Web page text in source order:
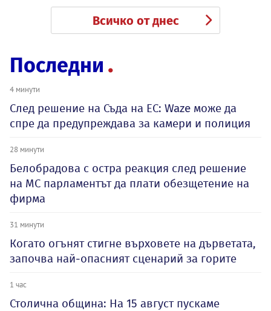
Всичко от днес
Последни
4 минути
След решение на Съда на ЕС: Waze може да
спре да предупреждава за камери и полиция
28 минути
Белобрадова с остра реакция след решение
на МС парламентът да плати обезщетение на
фирма
31 минути
Когато огънят стигне върховете на дърветата,
започва най-опасният сценарий за горите
1 час
Столична община: На 15 август пускаме